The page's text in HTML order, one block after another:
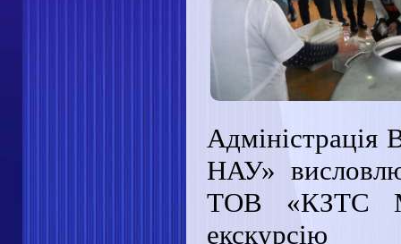
Адміністрація
НАУ»
ТОВ «КЗТС
екскурсію